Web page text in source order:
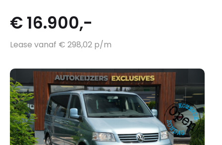
€ 16.900,-
Lease vanaf € 298,02 p/m